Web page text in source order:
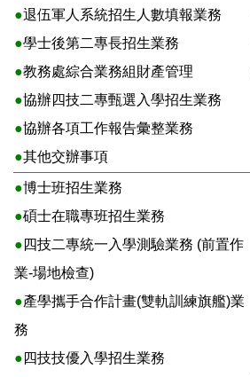
●退伍軍人系統招生人數填報業務
●學士後第二專長招生業務
●教務處綜合業務組財產管理
●協辦四技二專甄選入學招生業務
●協辦各項工作報告彙整業務
●其他交辦事項
●博士班招生業務
●碩士在職專班招生業務
● 四技二專統一入學測驗業務 (前置作
業-場地檢查)
●產學攜手合作計畫(雙軌訓練旗艦)業
務
● 四技技優入學招生業務